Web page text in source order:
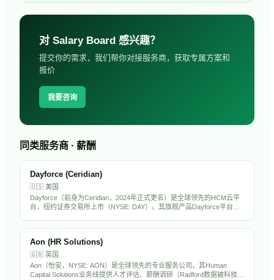
对 Salary Board 感兴趣？
提交你的需求，我们帮你对接服务商，获取专属方案和
报价
我要咨询
同类服务商 · 薪酬
Dayforce (Ceridian)
🇺🇸 美国
Dayforce（前身为Ceridian，2024年正式更名）是全球领先的HCM云平
台，纽约证券交易所上市（NYSE: DAY）。其旗舰产品Dayforce平台整
Aon (HR Solutions)
🇬🇧 英国
Aon（怡安，NYSE: AON）是全球领先的专业服务公司，其Human
Capital Solutions业务线提供人才评估、薪酬调研（Radford数据被科技行